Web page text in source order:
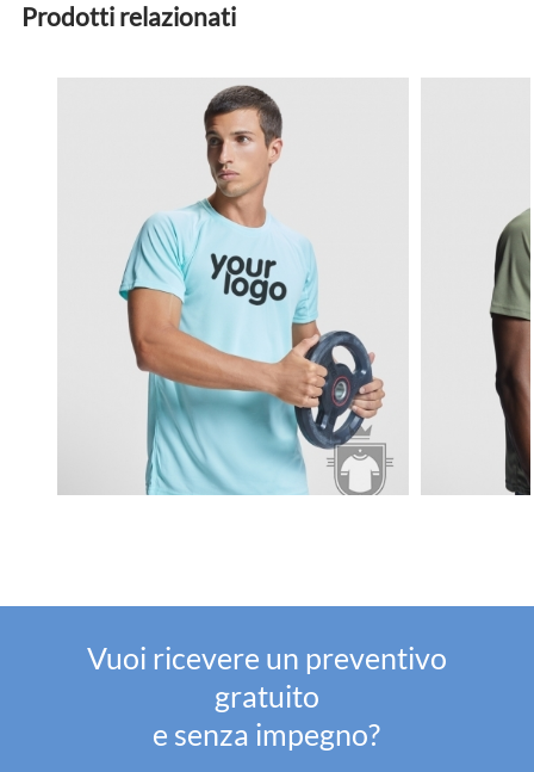
Prodotti relazionati
Vuoi ricevere un preventivo
gratuito
e senza impegno?